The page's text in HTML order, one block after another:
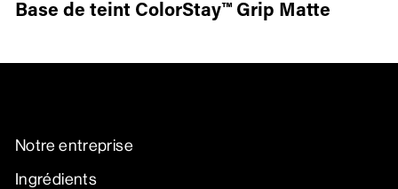
Base de teint ColorStay™ Grip Matte
Notre entreprise
Ingrédients